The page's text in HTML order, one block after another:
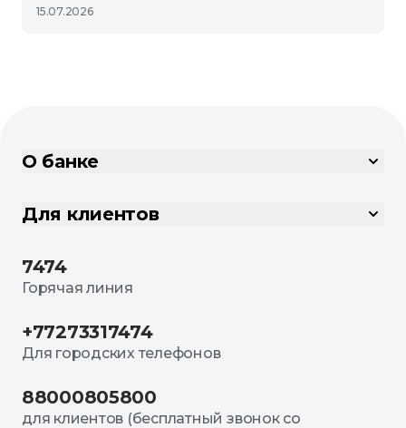
15.07.2026
О банке
Для клиентов
7474
Горячая линия
+77273317474
Для городских телефонов
88000805800
для клиентов (бесплатный звонок со